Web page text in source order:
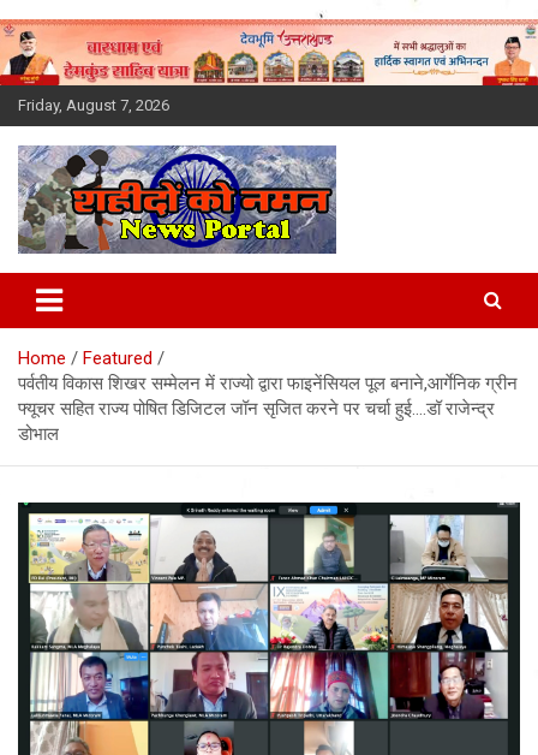
Skip
to
content
Friday, August 7, 2026
Latest News Today, Breaking
News, Uttarakhand News in
Hindi
Home
Featured
पर्वतीय विकास शिखर सम्मेलन में राज्यो द्वारा फाइनेंसियल पूल बनाने,आर्गेनिक ग्रीन
फ्यूचर सहित राज्य पोषित डिजिटल जॉन सृजित करने पर चर्चा हुई….डॉ राजेन्द्र
डोभाल